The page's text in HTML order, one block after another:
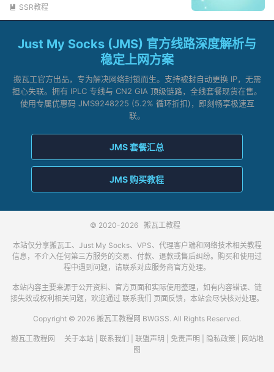
 SSR教程
Just My Socks (JMS) 官方线路深度解析与
稳定上网方案
搬瓦工官方出品，专为解决网络封锁而生。支持被封自动更换 IP，无需
担心失联。拥有 IPLC 专线与 CN2 GIA 顶级链路，全线套餐现货在售。
使用专属优惠码 JMS9248225 (5.2% 循环折扣)，即刻畅享极速互
联。
JMS 套餐汇总
JMS 购买教程
© 2020-2026 搬瓦工教程
本站仅分享搬瓦工、Just My Socks、VPS、代理客户端和网络技术相关教程
信息，不介入任何第三方服务的交易、付款、退款或售后纠纷。购买和使用过
程中遇到问题，请联系对应服务商官方处理。
本站内容主要来源于公开资料、官方页面和实际使用整理，如有内容错误、链
接失效或权利相关问题，欢迎通过 联系我们 页面反馈，本站会尽快核对处理。
Copyright © 2026 搬瓦工教程网 BWGSS. All Rights Reserved.
搬瓦工教程网 关于本站| 联系我们 联盟声明 免责声明 隐私政策
网站地
图